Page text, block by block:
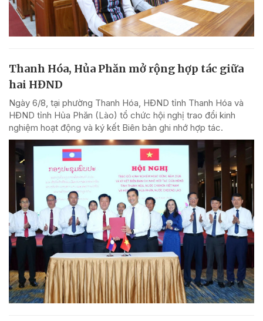
Thanh Hóa, Hủa Phăn mở rộng hợp tác giữa
hai HĐND
Ngày 6/8, tại phường Thanh Hóa, HĐND tỉnh Thanh Hóa và
HĐND tỉnh Hủa Phăn (Lào) tổ chức hội nghị trao đổi kinh
nghiệm hoạt động và ký kết Biên bản ghi nhớ hợp tác.